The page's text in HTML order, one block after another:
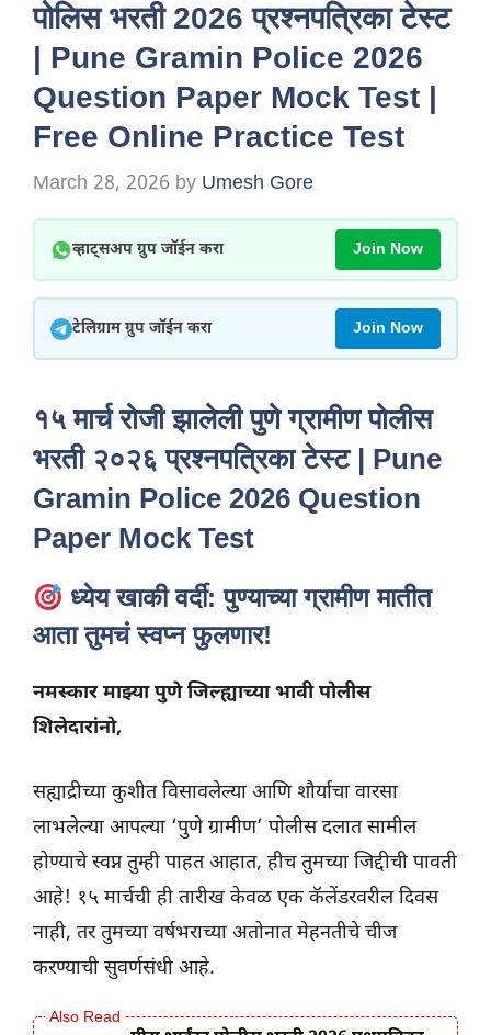
पोलिस भरती 2026 प्रश्नपत्रिका टेस्ट
| Pune Gramin Police 2026
Question Paper Mock Test |
Free Online Practice Test
March 28, 2026 by Umesh Gore
व्हाट्सअप ग्रुप जॉईन करा Join Now
टेलिग्राम ग्रुप जॉईन करा Join Now
१५ मार्च रोजी झालेली पुणे ग्रामीण पोलीस
भरती २०२६ प्रश्नपत्रिका टेस्ट | Pune
Gramin Police 2026 Question
Paper Mock Test
ध्येय खाकी वर्दी: पुण्याच्या ग्रामीण मातीत
आता तुमचं स्वप्न फुलणार!
नमस्कार माझ्या पुणे जिल्ह्याच्या भावी पोलीस
शिलेदारांनो,
सह्याद्रीच्या कुशीत विसावलेल्या आणि शौर्याचा वारसा
लाभलेल्या आपल्या ‘पुणे ग्रामीण’ पोलीस दलात सामील
होण्याचे स्वप्न तुम्ही पाहत आहात, हीच तुमच्या जिद्दीची पावती
आहे! १५ मार्चची ही तारीख केवळ एक कॅलेंडरवरील दिवस
नाही, तर तुमच्या वर्षभराच्या अतोनात मेहनतीचे चीज
करण्याची सुवर्णसंधी आहे.